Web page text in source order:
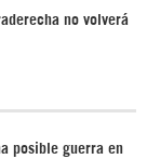
no volverá
posible guerra en